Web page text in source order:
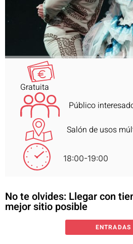
Gratuita
Público
Salón de usos
18:00-19:00
No te olvides: Llegar con
mejor sitio posible
ENTRADAS